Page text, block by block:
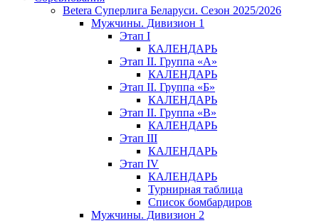
Betera Суперлига Беларуси. Сезон 2025/2026
Мужчины. Дивизион 1
Этап I
КАЛЕНДАРЬ
Этап II. Группа «А»
КАЛЕНДАРЬ
Этап II. Группа «Б»
КАЛЕНДАРЬ
Этап II. Группа «В»
КАЛЕНДАРЬ
Этап III
КАЛЕНДАРЬ
Этап IV
КАЛЕНДАРЬ
Турнирная таблица
Список бомбардиров
Мужчины. Дивизион 2